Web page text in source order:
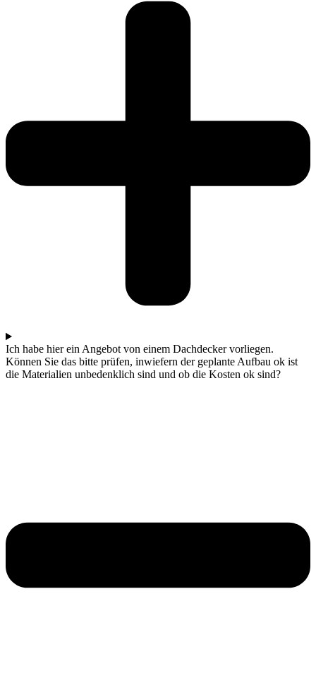
Ich habe hier ein Angebot von einem Dachdecker vorliegen.
Können Sie das bitte prüfen, inwiefern der geplante Aufbau ok ist
die Materialien unbedenklich sind und ob die Kosten ok sind?